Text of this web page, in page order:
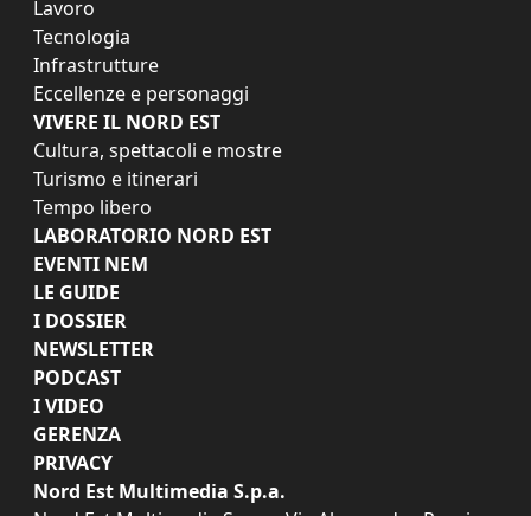
Lavoro
Tecnologia
Infrastrutture
Eccellenze e personaggi
VIVERE IL NORD EST
Cultura, spettacoli e mostre
Turismo e itinerari
Tempo libero
LABORATORIO NORD EST
EVENTI NEM
LE GUIDE
I DOSSIER
NEWSLETTER
PODCAST
I VIDEO
GERENZA
PRIVACY
Nord Est Multimedia S.p.a.